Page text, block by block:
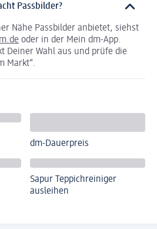
Passbilder?
Nähe Passbilder anbietet, siehst
oder in der Mein dm-App.
Deiner Wahl aus und prüfe die
Markt“.
dm-Dauerpreis
Sapur Teppichreiniger
ausleihen